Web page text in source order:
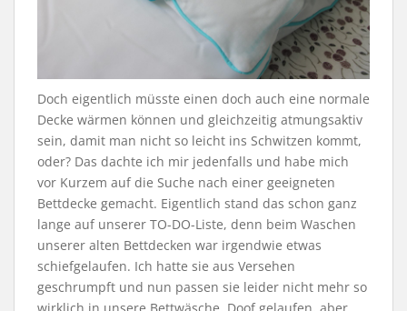
Doch eigentlich müsste einen doch auch eine normale
Decke wärmen können und gleichzeitig atmungsaktiv
sein, damit man nicht so leicht ins Schwitzen kommt,
oder? Das dachte ich mir jedenfalls und habe mich
vor Kurzem auf die Suche nach einer geeigneten
Bettdecke gemacht. Eigentlich stand das schon ganz
lange auf unserer TO-DO-Liste, denn beim Waschen
unserer alten Bettdecken war irgendwie etwas
schiefgelaufen. Ich hatte sie aus Versehen
geschrumpft und nun passen sie leider nicht mehr so